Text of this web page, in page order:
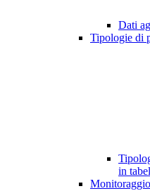
Dati
Tipologie di
in